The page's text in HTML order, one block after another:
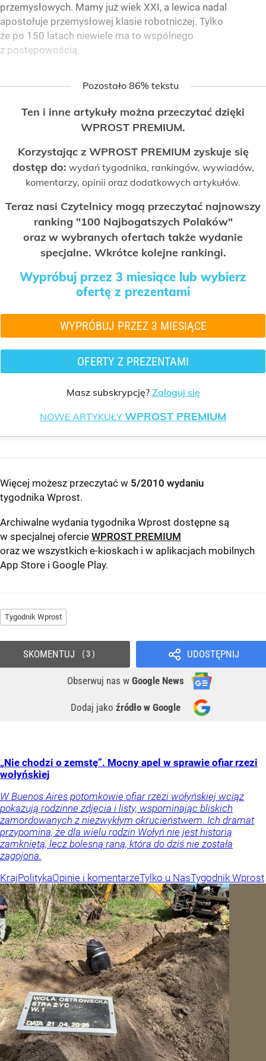
przemysłowych. Mamy już wiek XXI, a lewica nadal
apostołuje przemysłowej klasie robotniczej. Tylko
że po 150 latach niewiele ma to wspólnego
z postępowością.
Pozostało 86% tekstu
Ten i inne artykuły można przeczytać dzięki
WPROST PREMIUM.
Korzystając z WPROST PREMIUM zyskuje się
dostęp do: wydań tygodnika, rankingów, wywiadów,
komentarzy, opinii oraz dodatkowych artykułów.
Teraz nasi Czytelnicy mogą przeczytać najnowszy
ranking "100 Najbogatszych Polaków"
oraz w wybranych ofertach także wydanie
specjalne. Wkrótce kolejne rankingi.
Wypróbuj przez 3 miesiące lub wybierz
ofertę z prezentami
WYPRÓBUJ PRZEZ 3 MIESIĄCE
OFERTY Z PREZENTAMI
Masz subskrypcję? Zaloguj się
NOWE ARTYKUŁY WPROST PREMIUM
Więcej możesz przeczytać w 5/2010 wydaniu
tygodnika Wprost.
Archiwalne wydania tygodnika Wprost dostępne są
w specjalnej ofercie WPROST PREMIUM
oraz we wszystkich e-kioskach i w aplikacjach mobilnych
App Store i Google Play.
Tygodnik Wprost
UDOSTĘPNIJ
Obserwuj nas w Google News
Dodaj jako źródło w Google
SKOMENTUJ 3
„Nie chodzi o zemstę”. Mocny apel w sprawie ofiar rzezi
wołyńskiej
W Buenos Aires potomkowie ofiar rzezi wołyńskiej wciąż
pokazują rodzinne zdjęcia i listy, wspominając bliskich
zamordowanych z niezwykłym okrucieństwem. Ich dramat
przypomina, że dla wielu rodzin Wołyń nie jest historią
zamkniętą, lecz bolesną raną, która do dziś nie została
zagojona.
KrajPolitykaOpinie i komentarzeTylko u NasTygodnik Wprost